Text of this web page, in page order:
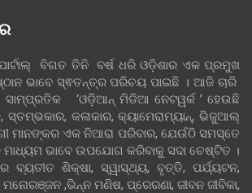
ବିଗତ ତିନି ବର୍ଷ ଧରି ଓଡ଼ିଶାର ଏକ ପ୍ରମୁଖ
ଭାବେ ସ୍ଵତନ୍ତ୍ର ପରିଚୟ ପାଇଛି । ଆଜି ଚାରି
। ସାମ୍ପ୍ରତିକ ‘ଓଡ଼ିଆନ୍‍ ମିଡିଆ ନେଟୱର୍କ ’ ହେଉଛି
ସ୍ତମ୍ଭକାର, କଳାକାର, କ୍ୟାମେରାମ୍ୟାନ୍, ଭିଜୁଆଲ୍
ମାନଙ୍କର ଏକ ନିଆରା ପରିବାର, ଯେଉଁଠି ସମସ୍ତେ
ଭାବେ ଉପଯୋଗ କରିବାକୁ ସଦା ଚେଷ୍ଟିତ ।
ଶିକ୍ଷା, ସ୍ୱାସ୍ଥ୍ୟ, ବୃତ୍ତି, ପର୍ଯ୍ୟଟନ,
ମନୋରଞ୍ଜନ ,ଭିନ୍ନ ମଣିଷ, ପ୍ରେରଣା, ଜୀବନ ଜୀବିକା,